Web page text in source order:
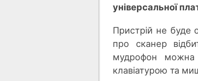
універсальної
Пристрій не буде
про сканер
мудрофон можна
клавіатурою та